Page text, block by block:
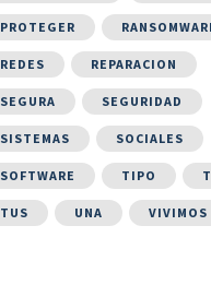
PROTEGER
REDES REPARACION
SEGURA SEGURIDAD
SISTEMAS SOCIALES
SOFTWARE TIPO
TUS UNA VIVIMOS